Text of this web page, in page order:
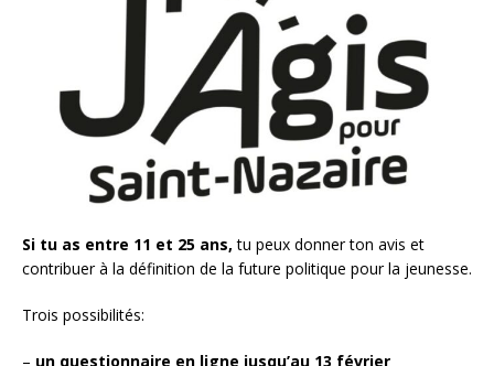
Si tu as entre 11 et 25 ans, tu peux donner ton avis et
contribuer à la définition de la future politique pour la jeunesse.
Trois possibilités:
– un questionnaire en ligne jusqu’au 13 février